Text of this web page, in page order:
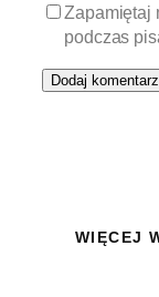
Zapamiętaj
podczas
WIĘCEJ